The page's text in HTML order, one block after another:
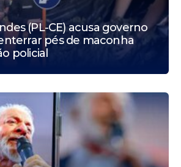
(PL-CE) acusa governo
pés de maconha
policial